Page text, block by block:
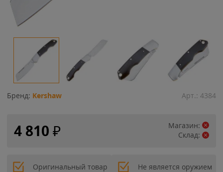
Бренд: Kershaw Арт.: 4384
4 810 ₽
Магазин:
Склад:
Оригинальный товар Не является оружием